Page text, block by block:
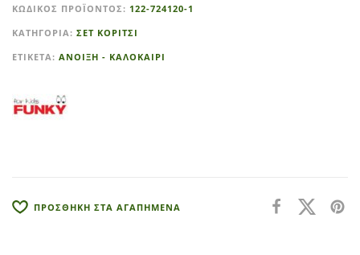
t
e
r
t
ΚΩΔΙΚΌΣ ΠΡΟΪΌΝΤΟΣ: 122-724120-1
ΚΑΤΗΓΟΡΊΑ: ΣΕΤ ΚΟΡΙΤΣΙ
ΕΤΙΚΈΤΑ: ΑΝΟΙΞΗ - ΚΑΛΟΚΑΙΡΙ
ΠΡΟΣΘΗΚΗ ΣΤΑ ΑΓΑΠΗΜΕΝΑ